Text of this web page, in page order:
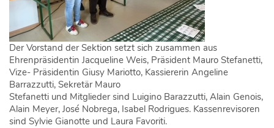
Der Vorstand der Sektion setzt sich zusammen aus
Ehrenpräsidentin Jacqueline Weis, Präsident Mauro Stefanetti,
Vize- Präsidentin Giusy Mariotto, Kassiererin Angeline
Barrazzutti, Sekretär Mauro
Stefanetti und Mitglieder sind Luigino Barazzutti, Alain Genois,
Alain Meyer, José Nobrega, Isabel Rodrigues. Kassenrevisoren
sind Sylvie Gianotte und Laura Favoriti.